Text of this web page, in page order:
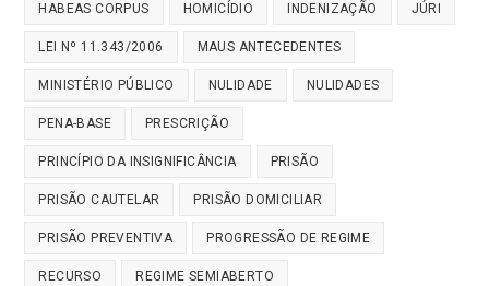
HABEAS CORPUS HOMICÍDIO INDENIZAÇÃO JÚRI
LEI Nº 11.343/2006 MAUS ANTECEDENTES
MINISTÉRIO PÚBLICO NULIDADE NULIDADES
PENA-BASE PRESCRIÇÃO
PRINCÍPIO DA INSIGNIFICÂNCIA PRISÃO
PRISÃO CAUTELAR PRISÃO DOMICILIAR
PRISÃO PREVENTIVA PROGRESSÃO DE REGIME
RECURSO REGIME SEMIABERTO